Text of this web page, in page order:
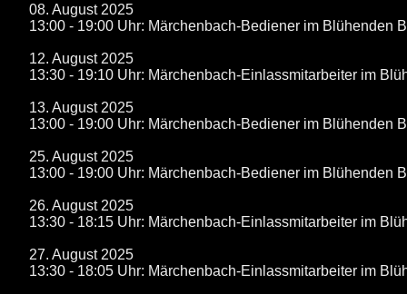
08. August 2025
13:00 - 19:00 Uhr: Märchenbach-Bediener im Blühenden
12. August 2025
13:30 - 19:10 Uhr: Märchenbach-Einlassmitarbeiter im
13. August 2025
13:00 - 19:00 Uhr: Märchenbach-Bediener im Blühenden
25. August 2025
13:00 - 19:00 Uhr: Märchenbach-Bediener im Blühenden
26. August 2025
13:30 - 18:15 Uhr: Märchenbach-Einlassmitarbeiter im
27. August 2025
13:30 - 18:05 Uhr: Märchenbach-Einlassmitarbeiter im